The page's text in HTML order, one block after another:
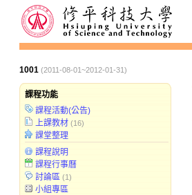
1001 (2011-08-01~2012-01-31)
課程功能
課程活動(公告)
上課教材 (16)
課堂整理
課程說明
課程行事曆
討論區 (1)
小組專區